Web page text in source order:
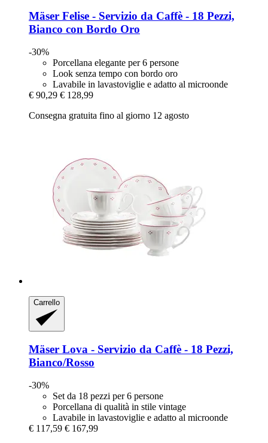
Mäser Felise -​ Servizio da Caffè -​ 18 Pezzi,
Bianco con Bordo Oro
-30%
Porcellana elegante per 6 persone
Look senza tempo con bordo oro
Lavabile in lavastoviglie e adatto al microonde
€ 90,29 € 128,99
Consegna gratuita fino al giorno 12 agosto
Carrello
Mäser Lova -​ Servizio da Caffè -​ 18 Pezzi,
Bianco/Rosso
-30%
Set da 18 pezzi per 6 persone
Porcellana di qualità in stile vintage
Lavabile in lavastoviglie e adatto al microonde
€ 117,59 € 167,99